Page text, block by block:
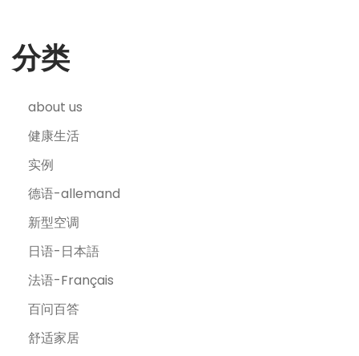
分类
about us
健康生活
实例
德语-allemand
新型空调
日语-日本語
法语-Français
百问百答
舒适家居